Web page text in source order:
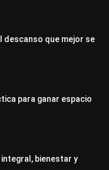
descanso que mejor se
para ganar espacio
bienestar y